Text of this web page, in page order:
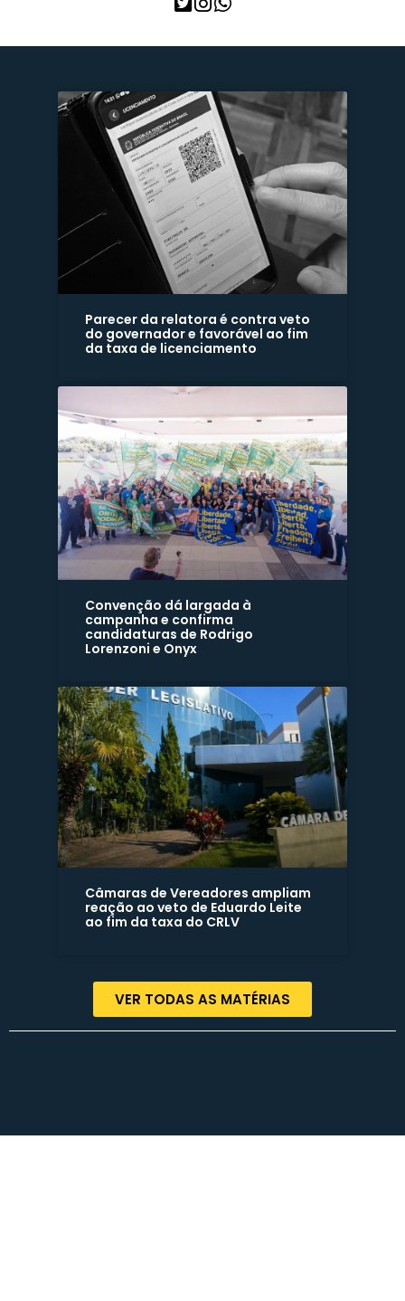
Parecer da relatora é contra veto
do governador e favorável ao fim
da taxa de licenciamento
Convenção dá largada à
campanha e confirma
candidaturas de Rodrigo
Lorenzoni e Onyx
Câmaras de Vereadores ampliam
reação ao veto de Eduardo Leite
ao fim da taxa do CRLV
VER TODAS AS MATÉRIAS